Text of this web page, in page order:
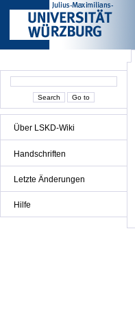
Über LSKD-Wiki
Handschriften
Letzte Änderungen
Hilfe